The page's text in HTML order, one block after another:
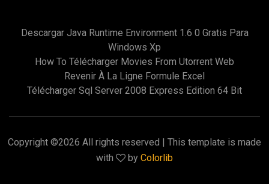
Descargar Java Runtime Environment 1.6 0 Gratis Para
Windows Xp
How To Télécharger Movies From Utorrent Web
Revenir À La Ligne Formule Excel
Télécharger Sql Server 2008 Express Edition 64 Bit
Copyright ©2026 All rights reserved | This template is made
with
by Colorlib